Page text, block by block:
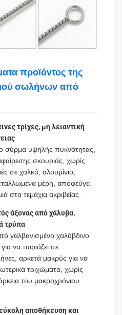
προϊόντος της
σωλήνων από
τρίχες, μη λειαντική
σύρμα υψηλής πυκνότητας,
σκουριάς, χωρίς
σε χαλκό, αλουμίνιο,
μέρη, αποφεύγει
στα τεμάχια ακριβείας.
άξονας από χάλυβα,
τρύπα
γαλβανισμένο χαλύβδινο
να ταιριάζει σε
αρκετά μακρύς για να
τοιχώματα, χωρίς
του μακροχρόνιου
αποθήκευση και